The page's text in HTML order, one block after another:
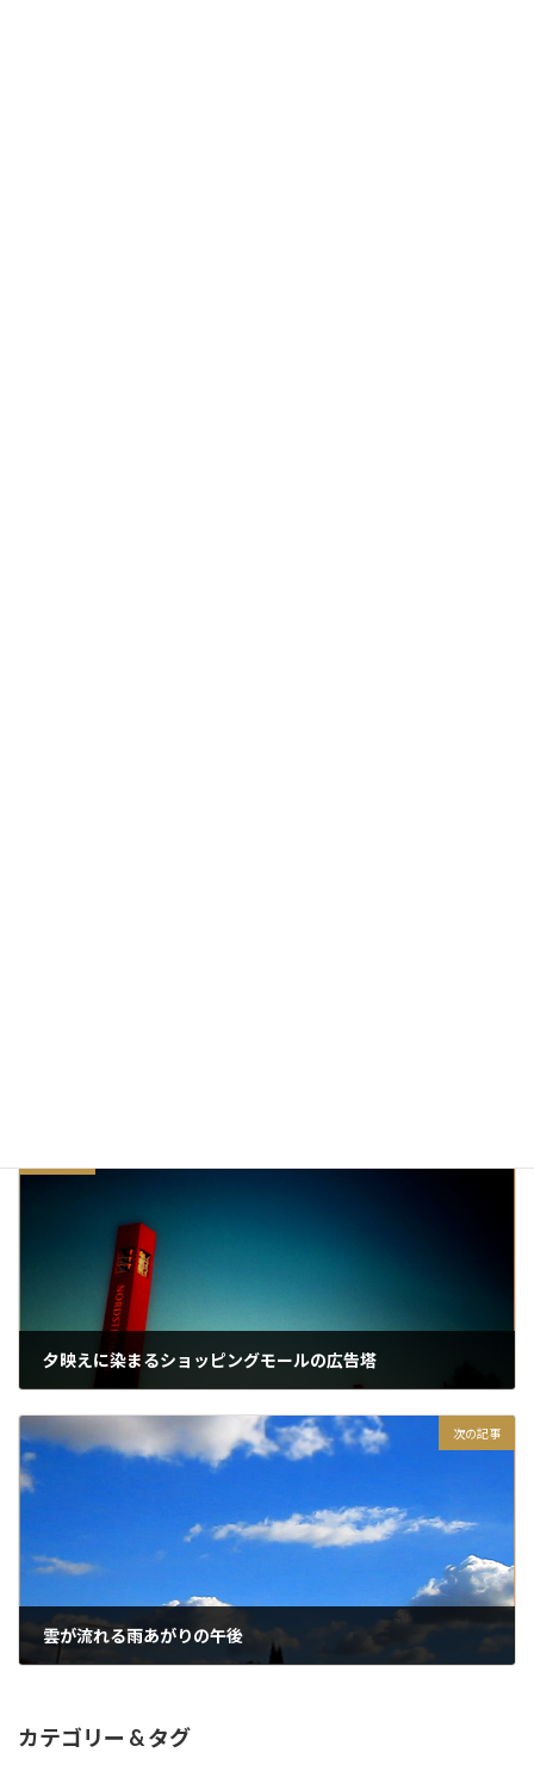
夕映えに染まるショッピングモールの広告塔
次の記事
雲が流れる雨あがりの午後
カテゴリー & タグ